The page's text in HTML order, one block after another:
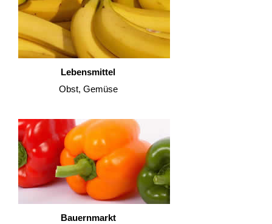
Lebensmittel
Obst, Gemüse
Bauernmarkt